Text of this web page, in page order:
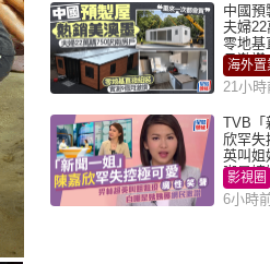
中國預
夫婦22
零地基
月激讚
海外置
21小時
TVB「
欣罕失控
英叫姐
嘲是姨
影視圈
6小時